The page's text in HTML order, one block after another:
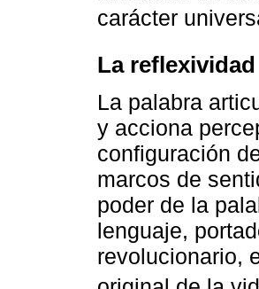
carácter
La
La palabra
y acciona
configuración
marcos de
poder de la
lenguaje,
revolucionario,